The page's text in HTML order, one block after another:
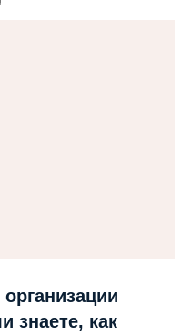
знаете, как